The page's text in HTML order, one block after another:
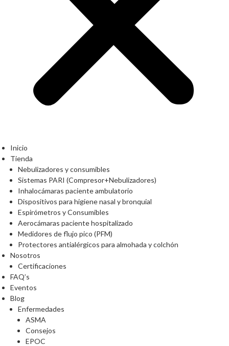
Inicio
Tienda
Nebulizadores y consumibles
Sistemas PARI (Compresor+Nebulizadores)
Inhalocámaras paciente ambulatorio
Dispositivos para higiene nasal y bronquial
Espirómetros y Consumibles
Aerocámaras paciente hospitalizado
Medidores de flujo pico (PFM)
Protectores antialérgicos para almohada y colchón
Nosotros
Certificaciones
FAQ’s
Eventos
Blog
Enfermedades
ASMA
Consejos
EPOC